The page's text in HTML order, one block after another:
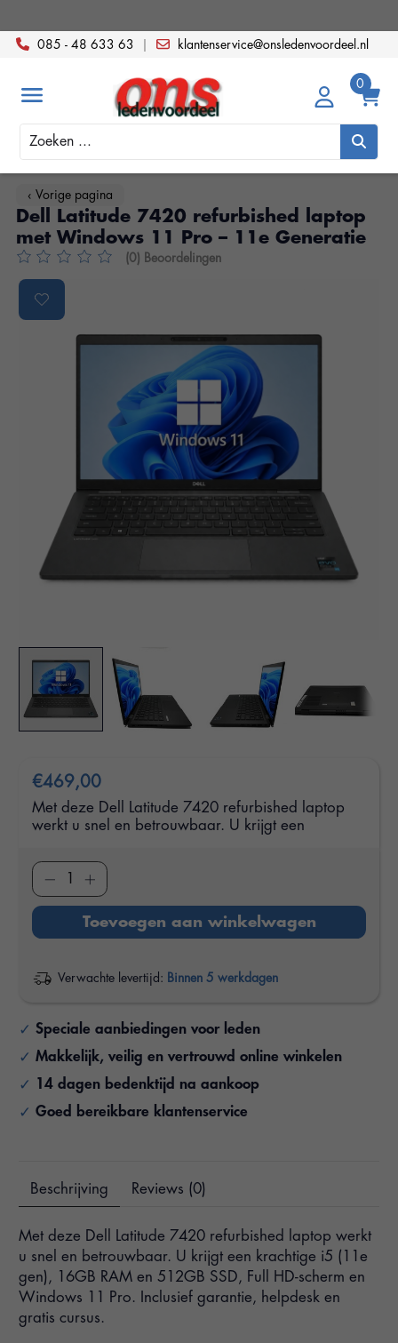
085 - 48 633 63 klantenservice@onsledenvoordeel.nl
Zoeken
‹ Vorige pagina
Dell Latitude 7420 refurbished laptop
met Windows 11 Pro – 11e Generatie
De beoordeling van dit product is0van de 5
(0) Beoordelingen
Product image slideshow Items
€469,00
Met deze Dell Latitude 7420 refurbished laptop
werkt u snel en betrouwbaar. U krijgt een
Toevoegen aan winkelwagen
Verwachte levertijd: Binnen 5 werkdagen
Speciale aanbiedingen voor leden
Makkelijk, veilig en vertrouwd online winkelen
14 dagen bedenktijd na aankoop
Goed bereikbare klantenservice
Beschrijving Reviews (0)
Met deze Dell Latitude 7420 refurbished laptop werkt
u snel en betrouwbaar. U krijgt een krachtige i5 (11e
gen), 16GB RAM en 512GB SSD, Full HD-scherm en
Windows 11 Pro. Inclusief garantie, helpdesk en
gratis cursus.